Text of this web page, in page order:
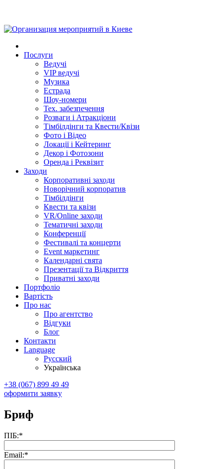
Послуги
Ведучі
VIP ведучі
Музика
Естрада
Шоу-номери
Тех. забезпечення
Розваги і Атракціони
Тімбілдінги та Квести/Квізи
Фото і Відео
Локації і Кейтеринг
Декор і Фотозони
Оренда і Реквізит
Заходи
Корпоративні заходи
Новорічний корпоратив
Тімбілдінги
Квести та квізи
VR/Online заходи
Тематичні заходи
Конференції
Фестивалі та концерти
Event маркетинг
Календарні свята
Презентації та Відкриття
Приватні заходи
Портфоліо
Вартість
Про нас
Про агентство
Відгуки
Блог
Контакти
Language
Русский
Українська
+38 (067) 899 49 49
оформити заявку
Бриф
ПІБ:*
Email:*